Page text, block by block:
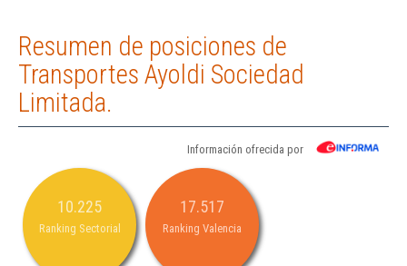
Resumen de posiciones de
Transportes Ayoldi Sociedad
Limitada.
Información ofrecida por
10.225
Ranking Sectorial
17.517
Ranking Valencia